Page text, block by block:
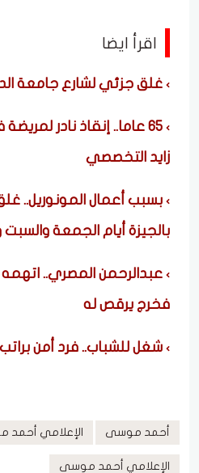
اقرأ ايضا
غلق جزئي لشارع جامعة الدول
٦٥ عاما.. إنقاذ نادر
زايد التخصصي
بالجيزة أيام الجمعة والسبت
عبدالرحمن المصري.. اتهمه
فخرج يرقص له
شغل للشباب.. فرد أمن براتب يصل
أحمد موسى الإعلامي
الإعلامي أحمد موسى